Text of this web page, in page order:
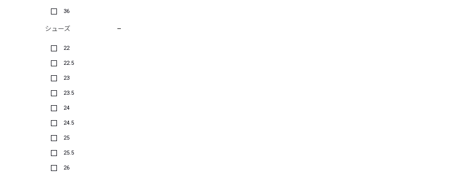
36
シューズ
22
22.5
23
23.5
24
24.5
25
25.5
26